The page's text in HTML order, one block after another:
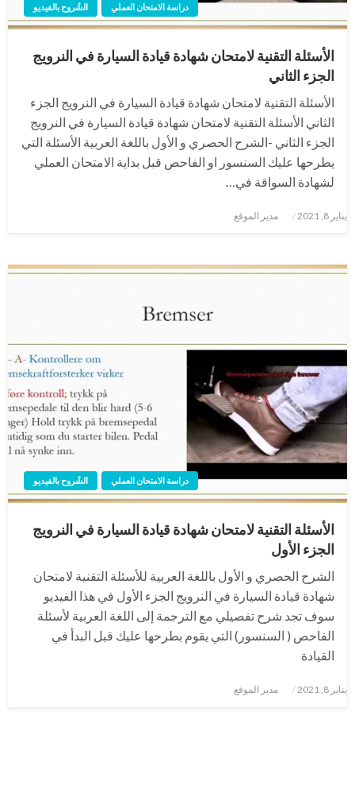
الشُروح بالفيديو دراسة الامتحان العملي
الأسئلة التقنية لامتحان شهادة قيادة السيارة في النرويج
الجزء الثاني
الأسئلة التقنية لامتحان شهادة قيادة السيارة في النرويج الجزء
الثاني الأسئلة التقنية لامتحان شهادة قيادة السيارة في النرويج
الجزء الثاني -الشرح الحصري و الأول باللغة العربية الأسئلة التي
يطرحها عليك السنسور او الفاحص قبل بداية الامتحان العملي
لشهادة السواقة في…
نُشر
يناير 8, 2021 مدير الموقع
الشُروح بالفيديو دراسة الامتحان العملي
الأسئلة التقنية لامتحان شهادة قيادة السيارة في النرويج
الجزء الأول
الشرح الحصري و الأول باللغة العربية للأسئلة التقنية لامتحان
شهادة قيادة السيارة في النرويج الجزء الأول في هذا الفيديو
سوف تجد شرح تفصيلي مع الترجمة إلى اللغة العربية لأسئلة
الفاحص ( السنسور) التي يقوم بطرحها عليك قبل البدأ في
القيادة
نُشر
يناير 8, 2021 مدير الموقع